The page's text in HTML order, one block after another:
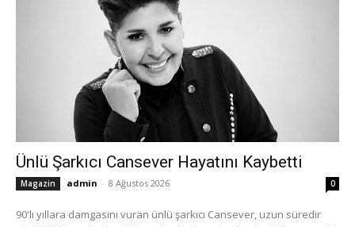
Ünlü Şarkıcı Cansever Hayatını Kaybetti
Magazin admin - 8 Ağustos 2026 0
90'lı yıllara damgasını vuran ünlü şarkıcı Cansever, uzun süredir